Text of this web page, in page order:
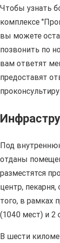
Чтобы узнать
комплексе
вы можете
позвонить по
вам ответят
предоставят
Под
отданы
разместятся
центр,
того, в рамках
(1040 мест) и 2
В шести